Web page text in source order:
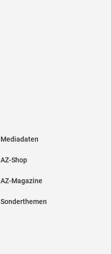
Mediadaten
AZ-Shop
AZ-Magazine
Sonderthemen